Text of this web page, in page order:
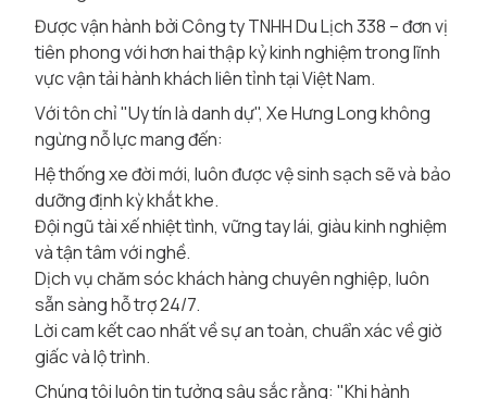
Được vận hành bởi Công ty TNHH Du Lịch 338 – đơn vị
tiên phong với hơn hai thập kỷ kinh nghiệm trong lĩnh
vực vận tải hành khách liên tỉnh tại Việt Nam.
Với tôn chỉ "Uy tín là danh dự", Xe Hưng Long không
ngừng nỗ lực mang đến:
Hệ thống xe đời mới, luôn được vệ sinh sạch sẽ và bảo
dưỡng định kỳ khắt khe.
Đội ngũ tài xế nhiệt tình, vững tay lái, giàu kinh nghiệm
và tận tâm với nghề.
Dịch vụ chăm sóc khách hàng chuyên nghiệp, luôn
sẵn sàng hỗ trợ 24/7.
Lời cam kết cao nhất về sự an toàn, chuẩn xác về giờ
giấc và lộ trình.
Chúng tôi luôn tin tưởng sâu sắc rằng: "Khi hành